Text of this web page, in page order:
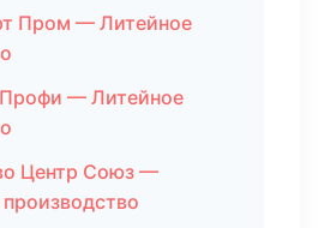
Пром — Литейное
— Литейное
Центр Союз —